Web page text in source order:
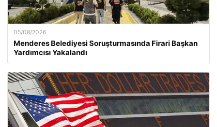
05/08/2026
Menderes Belediyesi Soruşturmasında Firari Başkan
Yardımcısı Yakalandı